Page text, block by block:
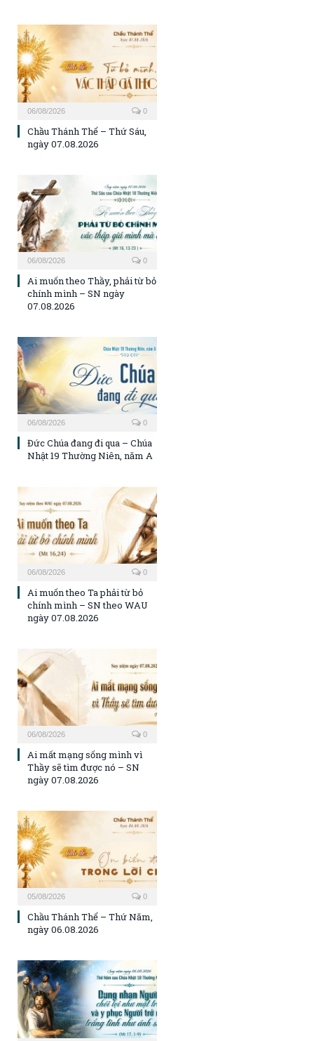
06/08/2026 0
Chầu Thánh Thể – Thứ Sáu,
ngày 07.08.2026
06/08/2026 0
Ai muốn theo Thầy, phải từ bỏ
chính mình – SN ngày
07.08.2026
06/08/2026 0
Đức Chúa đang đi qua – Chúa
Nhật 19 Thường Niên, năm A
06/08/2026 0
Ai muốn theo Ta phải từ bỏ
chính mình – SN theo WAU
ngày 07.08.2026
06/08/2026 0
Ai mất mạng sống mình vì
Thầy sẽ tìm được nó – SN
ngày 07.08.2026
05/08/2026 0
Chầu Thánh Thể – Thứ Năm,
ngày 06.08.2026